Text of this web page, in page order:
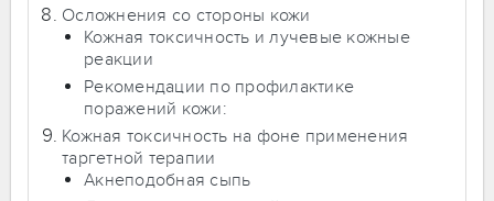
Осложнения со стороны кожи
Кожная токсичность и лучевые кожные
реакции
Рекомендации по профилактике
поражений кожи:
Кожная токсичность на фоне применения
таргетной терапии
Акнеподобная сыпь